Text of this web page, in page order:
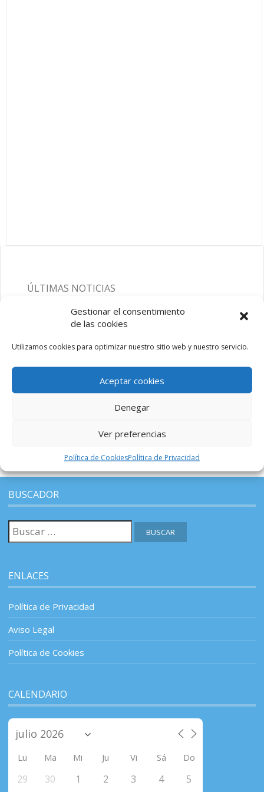
Gestionar el consentimiento
de las cookies
Utilizamos cookies para optimizar nuestro sitio web y nuestro servicio.
Aceptar cookies
Denegar
Ver preferencias
Política de CookiesPolítica de Privacidad
ÚLTIMAS NOTICIAS
Agua no potable por alto contenido en sulfatos
14 septiembre, 2017
Ayuntamiento de Codo
BUSCADOR
Buscar:
ENLACES
Política de Privacidad
Aviso Legal
Política de Cookies
CALENDARIO
Lu Ma Mi Ju Vi Sá Do
29 30 1 2 3 4 5